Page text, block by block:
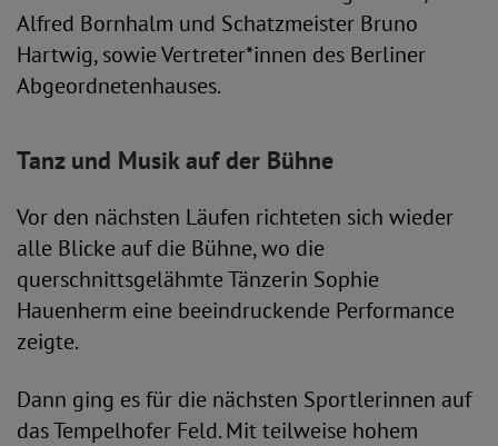
Alfred Bornhalm und Schatzmeister Bruno
Hartwig, sowie Vertreter*innen des Berliner
Abgeordnetenhauses.
Tanz und Musik auf der Bühne
Vor den nächsten Läufen richteten sich wieder
alle Blicke auf die Bühne, wo die
querschnittsgelähmte Tänzerin Sophie
Hauenherm eine beeindruckende Performance
zeigte.
Dann ging es für die nächsten Sportlerinnen auf
das Tempelhofer Feld. Mit teilweise hohem